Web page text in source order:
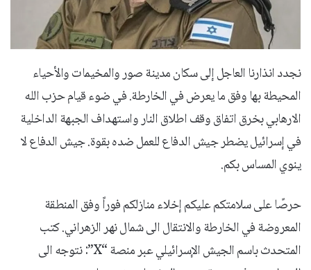
نجدد انذارنا العاجل إلى سكان مدينة صور والمخيمات والأحياء
المحيطة بها وفق ما يعرض في الخارطة. في ضوء قيام حزب الله
الارهابي بخرق اتفاق وقف اطلاق النار واستهداف الجبهة الداخلية
في إسرائيل يضطر جيش الدفاع للعمل ضده بقوة. جيش الدفاع لا
ينوي المساس بكم.
‏حرصًا على سلامتكم عليكم إخلاء منازلكم فوراً وفق المنطقة
المعروضة في الخارطة والانتقال الى شمال نهر الزهراني. كتب
المتحدث باسم الجيش الإسرائيلي عبر منصة “X”: ‏نتوجه الى